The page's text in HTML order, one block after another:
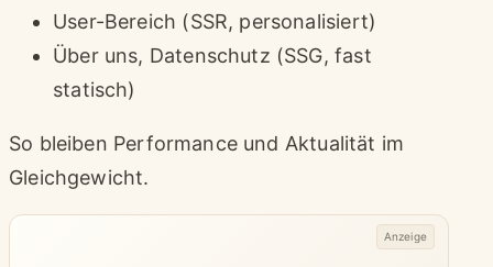
User-Bereich (SSR, personalisiert)
Über uns, Datenschutz (SSG, fast
statisch)
So bleiben Performance und Aktualität im
Gleichgewicht.
Anzeige